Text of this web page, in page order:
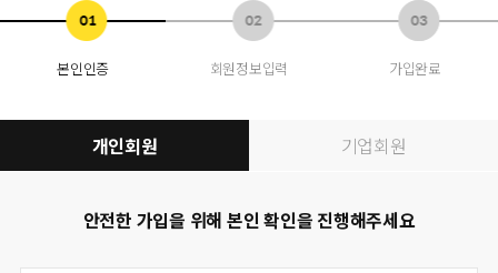
본인인증 회원정보입력 가입완료
개인회원 기업회원
안전한 가입을 위해 본인 확인을 진행해주세요